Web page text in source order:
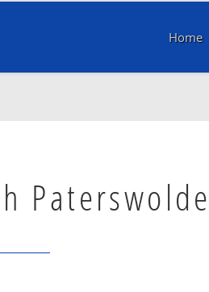
Home
Paterswolde